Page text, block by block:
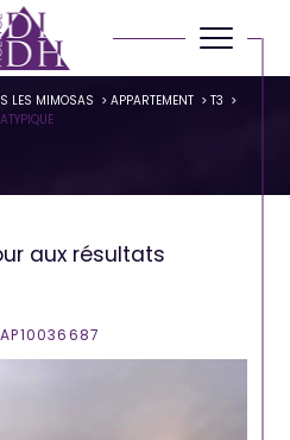
LES MIMOSAS APPARTEMENT
T3
aux résultats